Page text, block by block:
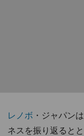
レノボ ・ジャパン
ネスを振り返ると